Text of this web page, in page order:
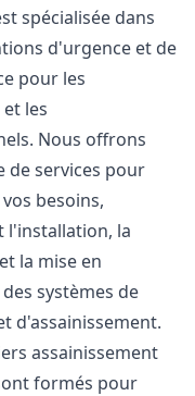
spécialisée dans
d'urgence et de
pour les
les
Nous offrons
de services pour
besoins,
l'installation, la
la mise en
systèmes de
d'assainissement.
assainissement
formés pour